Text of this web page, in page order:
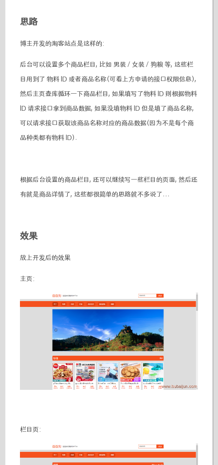
思路
博主开发的淘客站点是这样的:
后台可以设置多个商品栏目, 比如 男装 / 女装 / 狗粮 等, 这些栏
目用到了 物料 ID 或者商品名称(可看上方申请的接口权限信息),
然后主页查库循环一下商品栏目, 如果填写了物料 ID 则根据物料
ID 请求接口拿到商品数据, 如果没填物料 ID 但是填了商品名称,
可以请求接口获取该商品名称对应的商品数据(因为不是每个商
品种类都有物料 ID).
根据后台设置的商品栏目, 还可以继续写一些栏目的页面, 然后还
有就是商品详情了, 这些都很简单的思路就不多说了...
效果
放上开发后的效果
主页:
栏目页: